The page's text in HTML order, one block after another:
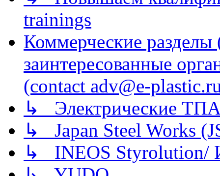
trainings
Коммерческие
заинтересованные
(contact adv@e-
↳ Электрические
↳ Japan Steel Works
↳ INEOS